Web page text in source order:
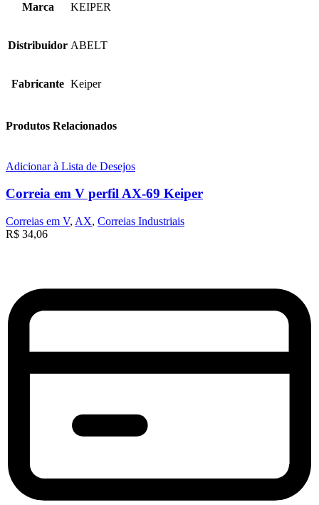
Marca KEIPER
Distribuidor ABELT
Fabricante Keiper
Produtos Relacionados
Adicionar à Lista de Desejos
Correia em V perfil AX-69 Keiper
Correias em V, AX, Correias Industriais
R$ 34,06